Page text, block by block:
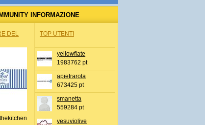
INFORMAZIONE
DEL
TOP UTENTI
yellowflate
1983762 pt
apietrarota
673425 pt
smanetta
559284 pt
vesuviolive